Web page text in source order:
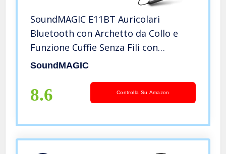
SoundMAGIC E11BT Auricolari
Bluetooth con Archetto da Collo e
Funzione Cuffie Senza Fili con
Microfono HiFi Stereo Rumore Isolare
SoundMAGIC
8.6 Controlla Su Amazon